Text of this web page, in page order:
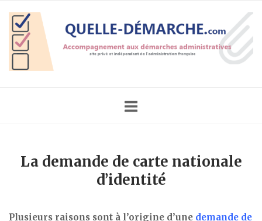
content
Home
La demande de carte nationale
d’identité
Plusieurs raisons sont à l’origine d’une demande de